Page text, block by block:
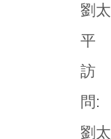
劉太
平
訪
問:
劉太